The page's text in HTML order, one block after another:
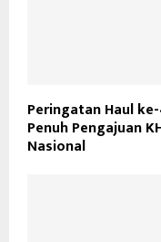
Peringatan Haul
Penuh Pengajuan
Nasional